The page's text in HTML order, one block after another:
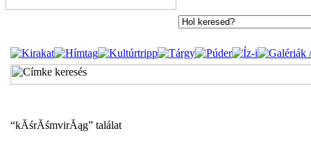
“kĂśrĂśmvirĂąg” találat